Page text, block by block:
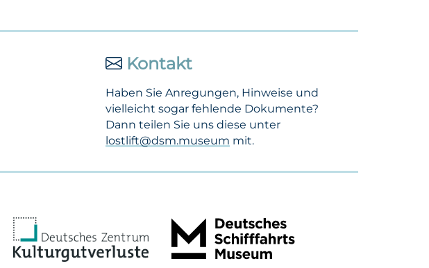
Kontakt
Haben Sie Anregungen, Hinweise und
vielleicht sogar fehlende Dokumente?
Dann teilen Sie uns diese unter
lostlift@dsm.museum mit.